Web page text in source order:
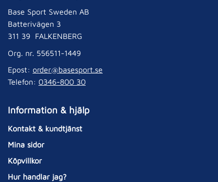
Base Sport Sweden AB
Batterivägen 3
311 39 FALKENBERG
Org. nr. 556511-1449
Epost: order@basesport.se
Telefon: 0346-800 30
Information & hjälp
Kontakt & kundtjänst
Mina sidor
Köpvillkor
Hur handlar jag?